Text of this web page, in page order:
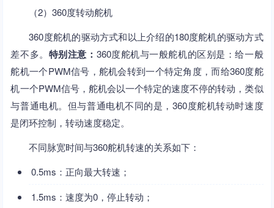
（2）360度转动舵机
360度舵机的驱动方式和以上介绍的180度舵机的驱动方式
差不多。 特别注意： 360度舵机与一般舵机的区别是：给一般
舵机一个PWM信号，舵机会转到一个特定角度，而给360度舵
机一个PWM信号，舵机会以一个特定的速度不停的转动，类似
与普通电机。但与普通电机不同的是，360度舵机转动时速度
是闭环控制，转动速度稳定。
不同脉宽时间与360舵机转速的关系如下：
0.5ms：正向最大转速；
1.5ms：速度为0，停止转动；